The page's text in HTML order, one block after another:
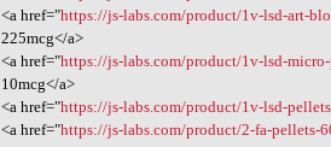
<a href="https://js-labs.com/product/1v-lsd-art-
225mcg</a>
<a href="https://js-labs.com/product/1v-lsd-
10mcg</a>
<a href="https://js-labs.com/product/1v-lsd-
<a href="https://js-labs.com/product/2-fa-pellets-